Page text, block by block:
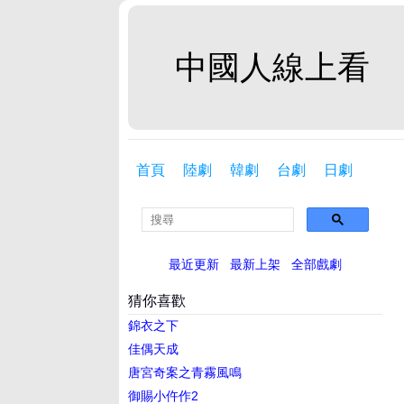
中國人線上看
首頁 陸劇 韓劇 台劇 日劇
最近更新 最新上架 全部戲劇
猜你喜歡
錦衣之下
佳偶天成
唐宮奇案之青霧風鳴
御賜小仵作2